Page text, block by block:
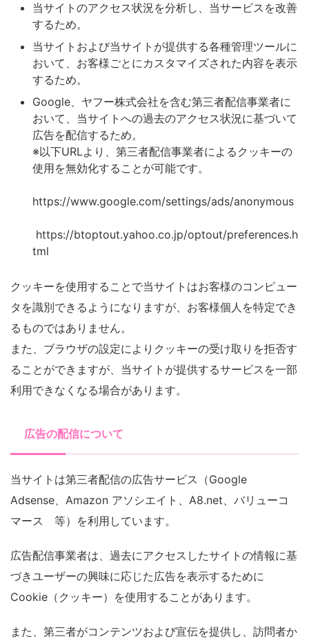
当サイトのアクセス状況を分析し、当サービスを改善
するため。
当サイトおよび当サイトが提供する各種管理ツールに
おいて、お客様ごとにカスタマイズされた内容を表示
するため。
Google、ヤフー株式会社を含む第三者配信事業者に
おいて、当サイトへの過去のアクセス状況に基づいて
広告を配信するため。
※以下URLより、第三者配信事業者によるクッキーの
使用を無効化することが可能です。
https://www.google.com/settings/ads/anonymous
https://btoptout.yahoo.co.jp/optout/preferences.h
tml
クッキーを使用することで当サイトはお客様のコンピュー
タを識別できるようになりますが、お客様個人を特定でき
るものではありません。
また、ブラウザの設定によりクッキーの受け取りを拒否す
ることができますが、当サイトが提供するサービスを一部
利用できなくなる場合があります。
広告の配信について
当サイトは第三者配信の広告サービス（Google
Adsense、Amazon アソシエイト、A8.net、バリューコ
マース 等）を利用しています。
広告配信事業者は、過去にアクセスしたサイトの情報に基
づきユーザーの興味に応じた広告を表示するために
Cookie（クッキー）を使用することがあります。
また、第三者がコンテンツおよび宣伝を提供し、訪問者か